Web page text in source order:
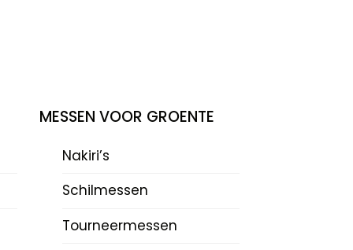
MESSEN VOOR GROENTE
Nakiri’s
Schilmessen
Tourneermessen